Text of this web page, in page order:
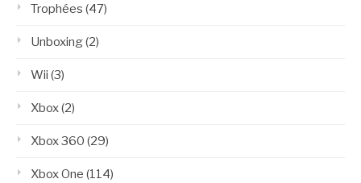
Trophées (47)
Unboxing(2)
Wii (3)
Xbox(2)
Xbox 360 (29)
Xbox One (114)